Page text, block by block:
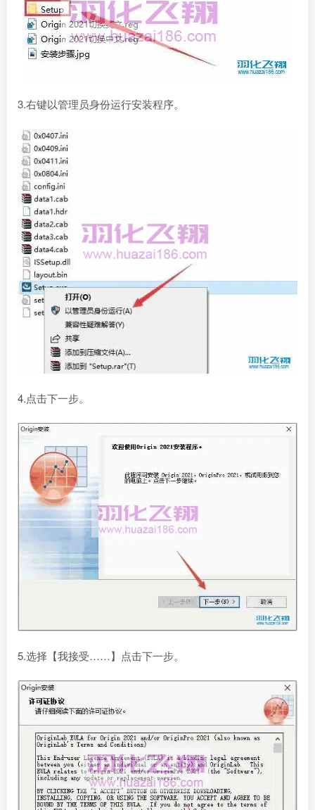
3.右键以管理员身份运行安装程序。
4.点击下一步。
5.选择【我接受……】点击下一步。